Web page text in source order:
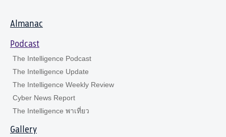
Almanac
Podcast
The Intelligence Podcast
The Intelligence Update
The Intelligence Weekly Review
Cyber News Report
The Intelligence พาเที่ยว
Gallery